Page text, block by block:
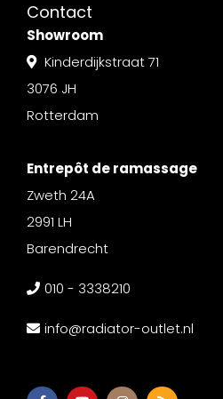
Contact
Showroom
Kinderdijkstraat 71
3076 JH
Rotterdam
Entrepôt de ramassage
Zweth 24A
2991 LH
Barendrecht
010 - 3338210
info@radiator-outlet.nl